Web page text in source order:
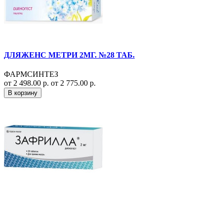
ДЛЯЖЕНС МЕТРИ 2МГ. №28 ТАБ.
ФАРМСИНТЕЗ
от 2 498.00 р. от 2 775.00 р.
В корзину